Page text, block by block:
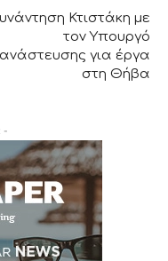
Κτιστάκη με
τον Υπουργό
για έργα
στη Θήβα
-